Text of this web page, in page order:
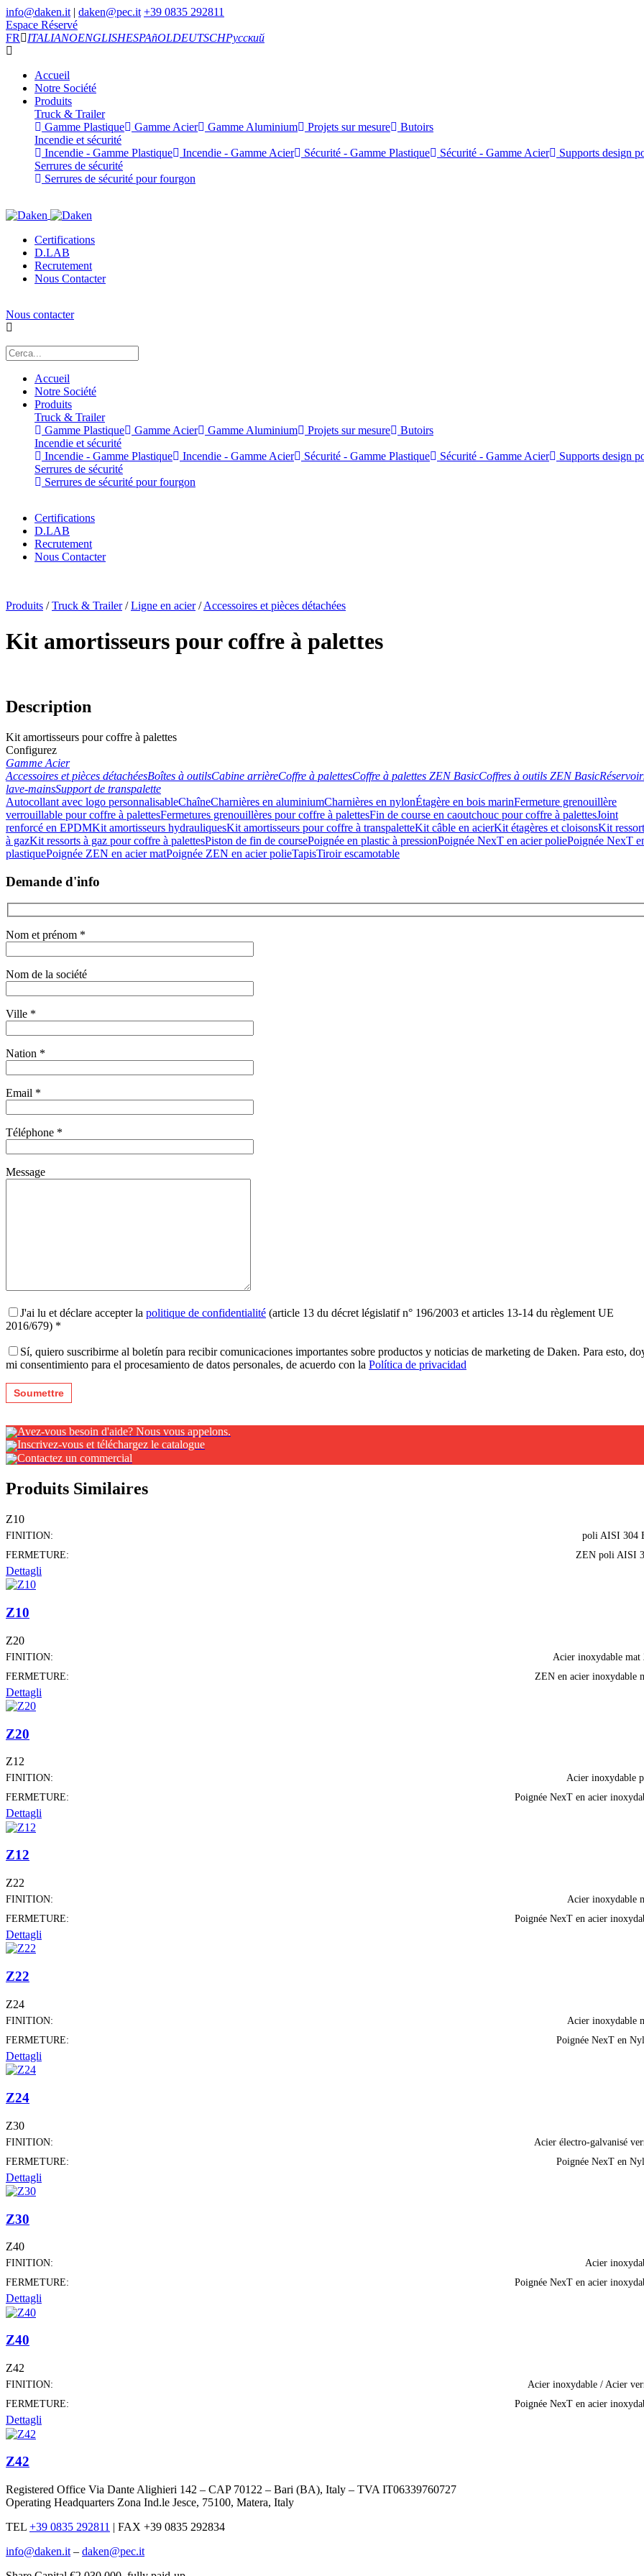
info@daken.it | daken@pec.it +39 0835 292811
Espace Réservé
FR
ITALIANOENGLISHESPAñOLDEUTSCHРусский
Accueil
Notre Société
Produits
Truck & Trailer
Gamme Plastique
Gamme Acier Gamme Aluminium Projets sur mesure
Butoirs
Incendie et sécurité
Incendie - Gamme Plastique
Incendie - Gamme Acier Sécurité - Gamme Plastique Sécurité - Gamme Acier
Supports design
Serrures de sécurité
Serrures de sécurité pour fourgon
Certifications
D.LAB
Recrutement
Nous Contacter
Nous contacter
Accueil
Notre Société
Produits
Truck & Trailer
Gamme Plastique
Gamme Acier Gamme Aluminium Projets sur mesure
Butoirs
Incendie et sécurité
Incendie - Gamme Plastique
Incendie - Gamme Acier Sécurité - Gamme Plastique Sécurité - Gamme Acier
Supports design
Serrures de sécurité
Serrures de sécurité pour fourgon
Certifications
D.LAB
Recrutement
Nous Contacter
Produits /Truck & Trailer/Ligne en acier/Accessoires et pièces détachées
Kit amortisseurs pour coffre à palettes
Description
Kit amortisseurs pour coffre à palettes
Configurez
Gamme Acier
Accessoires et pièces détachéesBoîtes à outilsCabine arrièreCoffre à palettesCoffre à palettes ZEN BasicCoffres à outils ZEN Basic
lave-mainsSupport de transpalette
Autocollant avec logo personnalisableChaîneCharnières en aluminiumCharnières en nylonÉtagère en bois marinFermeture grenouillère
verrouillable pour coffre à palettesFermetures grenouillères pour coffre à palettesFin de course en caoutchouc pour coffre à palettesJoint
renforcé en EPDMKit amortisseurs hydrauliquesKit amortisseurs pour coffre à transpaletteKit câble en acierKit étagères et cloisonsKit
à gazKit ressorts à gaz pour coffre à palettesPiston de fin de coursePoignée en plastic à pressionPoignée NexT en acier poliePoignée NexT
plastiquePoignée ZEN en acier matPoignée ZEN en acier polieTapisTiroir escamotable
Demande d'info
Nom et prénom *
Nom de la société
Ville *
Nation *
Email *
Téléphone *
Message
J'ai lu et déclare accepter la politique de confidentialité (article 13 du décret législatif n° 196/2003 et articles 13-14 du règlement UE
2016/679) *
Sí, quiero suscribirme al boletín para recibir comunicaciones importantes sobre productos y noticias de marketing de Daken. Para esto,
mi consentimiento para el procesamiento de datos personales, de acuerdo con la Política de privacidad
Avez-vous besoin d'aide? Nous vous appelons.
Inscrivez-vous et téléchargez le catalogue
Contactez un commercial
Produits Similaires
Z10
FINITION:
poli AISI 304
FERMETURE:
ZEN poli AISI
Dettagli
Z10
Z20
FINITION:
Acier inoxydable mat
FERMETURE:
ZEN en acier inoxydable
Dettagli
Z20
Z12
FINITION:
Acier inoxydable
FERMETURE:
Poignée NexT en acier
Dettagli
Z12
Z22
FINITION:
Acier inoxydable
FERMETURE:
Poignée NexT en acier
Dettagli
Z22
Z24
FINITION:
Acier inoxydable
FERMETURE:
Poignée NexT en
Dettagli
Z24
Z30
FINITION:
Acier électro-galvanisé
FERMETURE:
Poignée NexT en
Dettagli
Z30
Z40
FINITION:
Acier
FERMETURE:
Poignée NexT en acier
Dettagli
Z40
Z42
FINITION:
Acier inoxydable / Acier
FERMETURE:
Poignée NexT en acier
Dettagli
Z42
Registered Office Via Dante Alighieri 142 – CAP 70122 – Bari (BA), Italy – TVA IT06339760727
Operating Headquarters Zona Ind.le Jesce, 75100, Matera, Italy
TEL +39 0835 292811 | FAX +39 0835 292834
info@daken.it – daken@pec.it